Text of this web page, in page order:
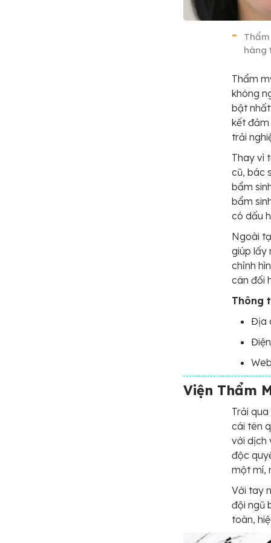
hàng
Thẩm
không
bật
kết
trải
Thay vì
cũ, bác
bẩm
bẩm
có dấu
Ngoài
giúp lấy
chỉnh
cân đối
Thông
Địa
Viện Thẩm
Trải
cái tên
với dịch
độc
một mí,
Với tay
đội ngũ
toàn,